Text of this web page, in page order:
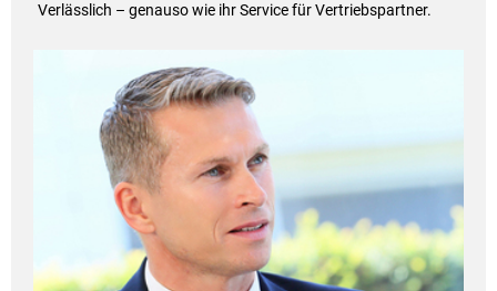
Verlässlich – genauso wie ihr Service für Vertriebspartner.